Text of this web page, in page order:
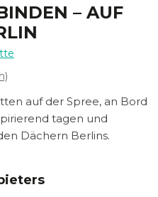
– AUF
auf der Spree, an Bord
tagen und
Dächern Berlins.